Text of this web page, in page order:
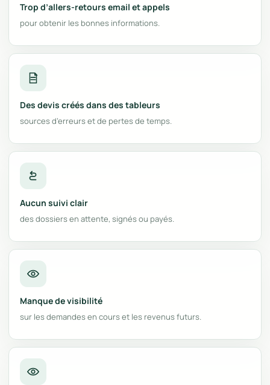
Trop d’allers-retours email et appels
pour obtenir les bonnes informations.
Des devis créés dans des tableurs
sources d’erreurs et de pertes de temps.
Aucun suivi clair
des dossiers en attente, signés ou payés.
Manque de visibilité
sur les demandes en cours et les revenus futurs.